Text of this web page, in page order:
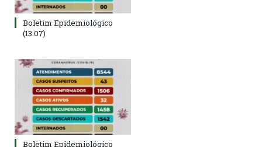
Boletim Epidemiológico
(13.07)
Boletim Epidemiológico